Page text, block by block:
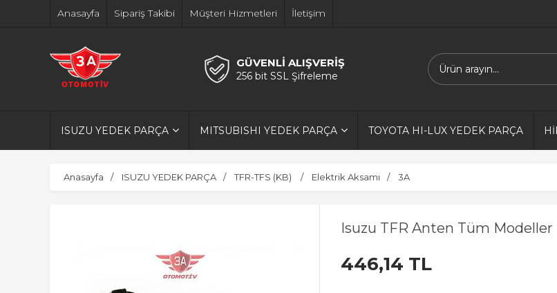
Anasayfa Sipariş Takibi Müşteri Hizmetleri İletişim
GÜVENLİ ALIŞVERİŞ
256 bit SSL Şifreleme
ISUZU YEDEK PARÇA MITSUBISHI YEDEK PARÇA TOYOTA HI-LUX YEDEK PARÇA
Anasayfa ISUZU YEDEK PARÇA TFR-TFS (KB) Elektrik Aksamı 3A
Isuzu TFR Anten Tüm Modeller
446,14 TL